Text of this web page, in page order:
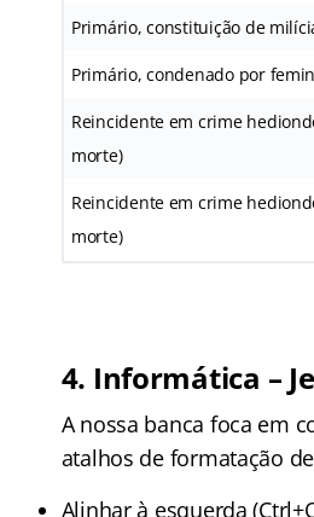
Primário, constituição de
Primário, condenado por
Reincidente em crime
morte)
Reincidente em crime
morte)
4. Informática –
A nossa banca foca em
atalhos de formatação
Alinhar à esquerda